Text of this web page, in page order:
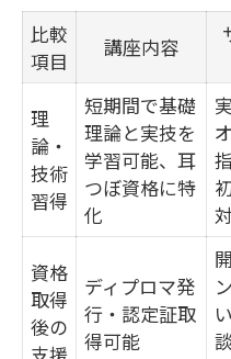
比較
項目
講座内容
理
論・
技術
習得
短期間で基礎
理論と実技を
学習可能、耳
つぼ資格に特
化
資格
取得
後の
ディプロマ発
行・認定証取
得可能